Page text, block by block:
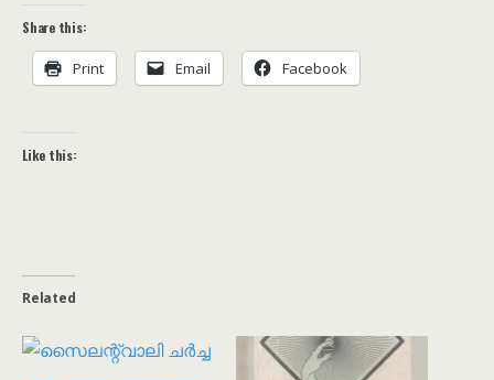
Share this:
Print Email Facebook
Like this:
Related